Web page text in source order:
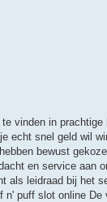
vinden in
echt snel geld wil
bewust
en service aan
als leidraad bij het
puff slot online